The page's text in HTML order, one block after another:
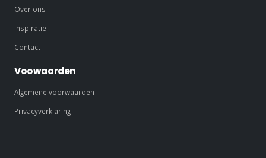
Over ons
Inspiratie
Contact
Voowaarden
Algemene voorwaarden
Privacyverklaring